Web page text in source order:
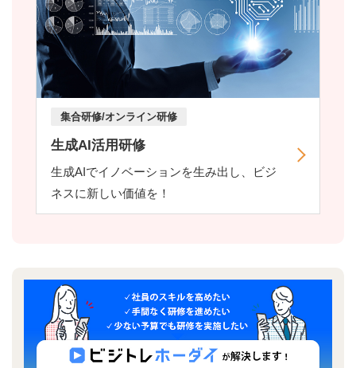
集合研修/オンライン研修
生成AI活用研修
生成AIでイノベーションを生み出し、ビジ
ネスに新しい価値を！